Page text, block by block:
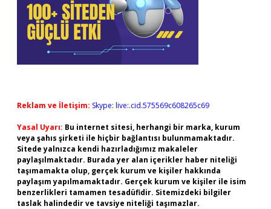
Reklam ve İletişim: Skype: live:.cid.575569c608265c69
Yasal Uyarı: Bu internet sitesi, herhangi bir marka, kurum
veya şahıs şirketi ile hiçbir bağlantısı bulunmamaktadır.
Sitede yalnızca kendi hazırladığımız makaleler
paylaşılmaktadır. Burada yer alan içerikler haber niteliği
taşımamakta olup, gerçek kurum ve kişiler hakkında
paylaşım yapılmamaktadır. Gerçek kurum ve kişiler ile isim
benzerlikleri tamamen tesadüfidir. Sitemizdeki bilgiler
taslak halindedir ve tavsiye niteliği taşımazlar.